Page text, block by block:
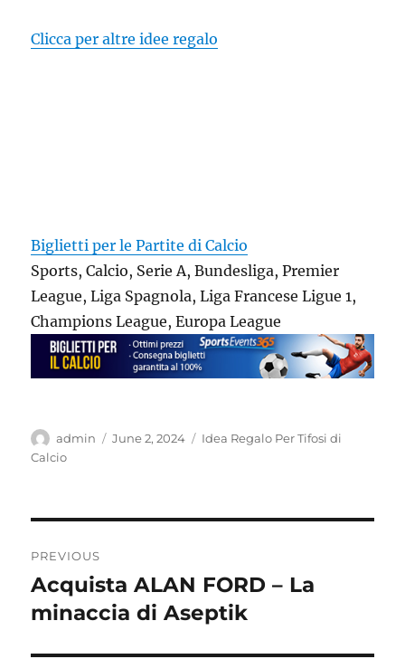
Clicca per altre idee regalo
Biglietti per le Partite di Calcio
Sports, Calcio, Serie A, Bundesliga, Premier
League, Liga Spagnola, Liga Francese Ligue 1,
Champions League, Europa League
Author
admin
Posted
June 2, 2024 Categories
Idea Regalo Per Tifosi di
Calcio
navigation
PREVIOUS
Previous
post:
Acquista ALAN FORD – La
minaccia di Aseptik